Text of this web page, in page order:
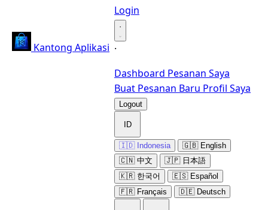
Kantong Aplikasi
Login
·
·
Dashboard Pesanan Saya
Buat Pesanan Baru Profil Saya
Logout
ID
🇮🇩 Indonesia
🇬🇧 English
🇨🇳 中文
🇯🇵 日本語
🇰🇷 한국어
🇪🇸 Español
🇫🇷 Français
🇩🇪 Deutsch